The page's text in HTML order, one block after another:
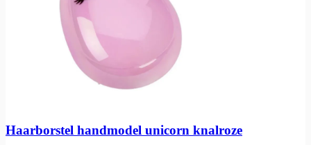
Haarborstel handmodel unicorn knalroze